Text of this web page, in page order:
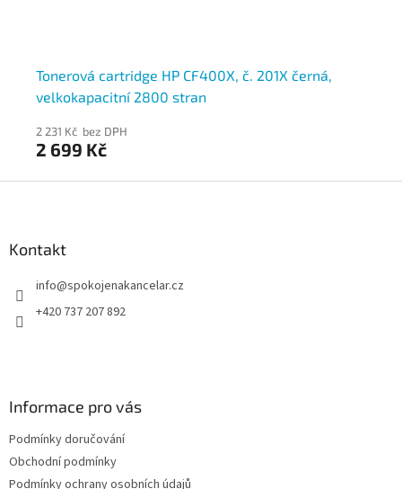
Tonerová cartridge HP CF400X, č. 201X černá,
velkokapacitní 2800 stran
2 231 Kč bez DPH
2 699 Kč
Kontakt
info@spokojenakancelar.cz
+420 737 207 892
Informace pro vás
Podmínky doručování
Obchodní podmínky
Podmínky ochrany osobních údajů